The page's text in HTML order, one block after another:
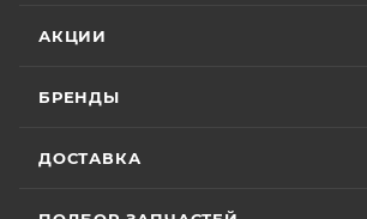
АКЦИИ
БРЕНДЫ
ДОСТАВКА